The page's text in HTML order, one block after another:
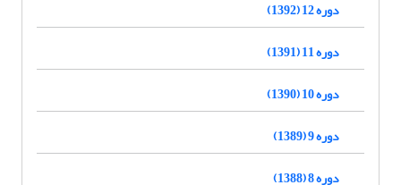
دوره 12 (1392)
دوره 11 (1391)
دوره 10 (1390)
دوره 9 (1389)
دوره 8 (1388)